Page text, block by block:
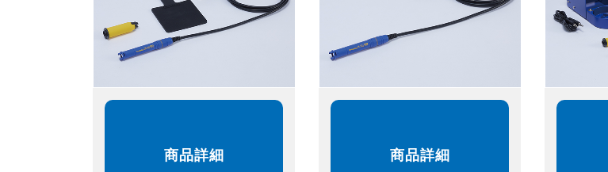
商品詳細 商品詳細